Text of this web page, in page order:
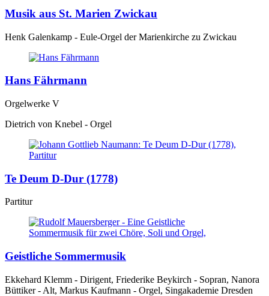
Musik aus St. Marien Zwickau
Henk Galenkamp - Eule-Orgel der Marienkirche zu Zwickau
Hans Fährmann
Orgelwerke V
Dietrich von Knebel - Orgel
Te Deum D-Dur (1778)
Partitur
Geistliche Sommermusik
Ekkehard Klemm - Dirigent, Friederike Beykirch - Sopran, Nanora
Büttiker - Alt, Markus Kaufmann - Orgel, Singakademie Dresden